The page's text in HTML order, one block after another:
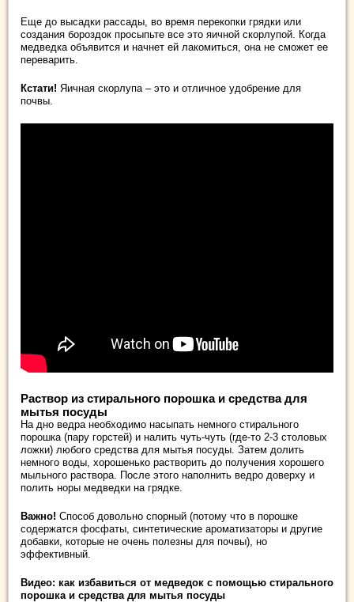
Еще до высадки рассады, во время перекопки грядки или
создания бороздок просыпьте все это яичной скорлупой. Когда
медведка объявится и начнет ей лакомиться, она не сможет ее
переварить.
Кстати! Яичная скорлупа – это и отличное удобрение для
почвы.
Раствор из стирального порошка и средства для
мытья посуды
На дно ведра необходимо насыпать немного стирального
порошка (пару горстей) и налить чуть-чуть (где-то 2-3 столовых
ложки) любого средства для мытья посуды. Затем долить
немного воды, хорошенько растворить до получения хорошего
мыльного раствора. После этого наполнить ведро доверху и
полить норы медведки на грядке.
Важно! Способ довольно спорный (потому что в порошке
содержатся фосфаты, синтетические ароматизаторы и другие
добавки, которые не очень полезны для почвы), но
эффективный.
Видео: как избавиться от медведок с помощью стирального
порошка и средства для мытья посуды